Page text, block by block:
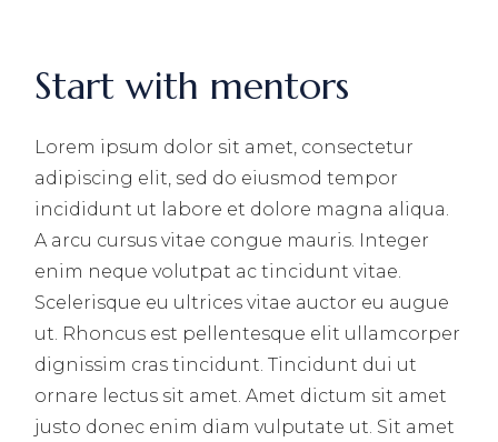
Start with mentors
Lorem ipsum dolor sit amet, consectetur
adipiscing elit, sed do eiusmod tempor
incididunt ut labore et dolore magna aliqua.
A arcu cursus vitae congue mauris. Integer
enim neque volutpat ac tincidunt vitae.
Scelerisque eu ultrices vitae auctor eu augue
ut. Rhoncus est pellentesque elit ullamcorper
dignissim cras tincidunt. Tincidunt dui ut
ornare lectus sit amet. Amet dictum sit amet
justo donec enim diam vulputate ut. Sit amet